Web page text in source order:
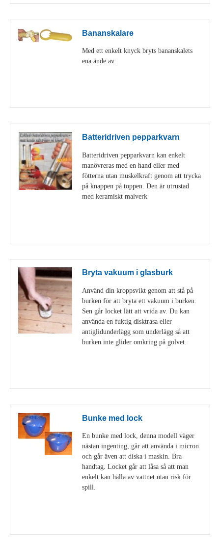
Bananskalare
Med ett enkelt knyck bryts bananskalets
ena ände av.
Batteridriven pepparkvarn
Batteridriven pepparkvarn kan enkelt
manövreras med en hand eller med
fötterna utan muskelkraft genom att trycka
på knappen på toppen. Den är utrustad
med keramiskt malverk
Bryta vakuum i glasburk
Använd din kroppsvikt genom att stå på
burken för att bryta ett vakuum i burken.
Sen går locket lätt att vrida av. Du kan
använda en fuktig disktrasa eller
antiglidunderlägg som underlägg så att
burken inte glider omkring på golvet.
Bunke med lock
En bunke med lock, denna modell väger
nästan ingenting, går att använda i micron
och går även att diska i maskin. Bra
handtag. Locket går att låsa så att man
enkelt kan hälla av vattnet utan risk för
spill.